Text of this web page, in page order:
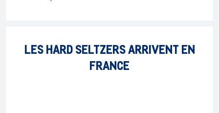
LES HARD SELTZERS ARRIVENT EN
FRANCE